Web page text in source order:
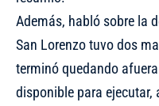
Además, habló sobre la
San Lorenzo tuvo dos
terminó quedando
disponible para ejecutar,